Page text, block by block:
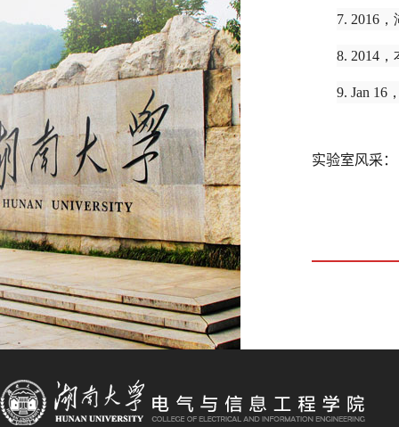
7. 2016
8. 2014
9. Jan 16
实验室风采：